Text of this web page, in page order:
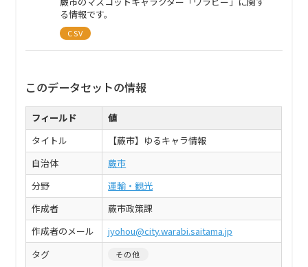
る情報です。
CSV
このデータセットの情報
フィールド
値
タイトル
【蕨市】ゆるキャラ情報
自治体
蕨市
分野
運輸・観光
作成者
蕨市政策課
作成者のメール
jyohou@city.warabi.saitama.jp
タグ
その他